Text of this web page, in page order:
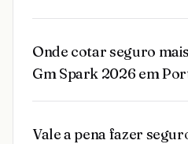
Onde cotar seguro
Gm Spark 2026 em
Vale a pena fazer